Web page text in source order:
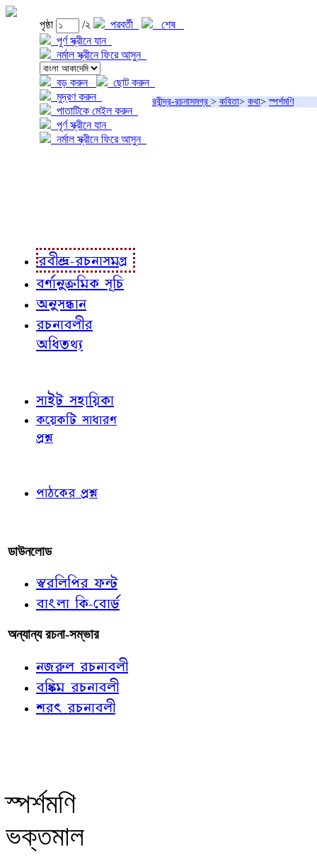
পৃষ্ঠা /২ পরবর্তী
শেষ
পূর্ণ স্ক্রীনে যান
নর্মাল স্ক্রীনে ফিরে আসুন
বড় করুন
ছোট করুন
মুদ্রণ করুন
পাতাটিকে মেইল করুন
পূর্ণ স্ক্রীনে যান
নর্মাল স্ক্রীনে ফিরে আসুন
রবীন্দ্র-রচনাসমগ্র > কবিতা> কথা>স্পর্শমণি
রবীন্দ্র-রচনাসমগ্র
বর্ণানুক্রমিক সূচি
অনুসন্ধান
রচনাবলীর
অধিতথ্য
সাইট সহায়িকা
কয়েকটি সাধারণ
প্রশ্ন
পাঠকের প্রশ্ন
ডাউনলোড
স্বরলিপির ফন্ট
বাংলা কি-বোর্ড
অন্যান্য রচনা-সম্ভার
নজরুল রচনাবলী
বঙ্কিম রচনাবলী
শরৎ রচনাবলী
স্পর্শমণি
ভক্তমাল